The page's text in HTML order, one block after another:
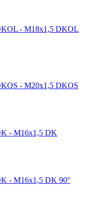
- M18x1,5 DKOL
- M20x1,5 DKOS
- M16x1,5 DK
- M16x1,5 DK 90°